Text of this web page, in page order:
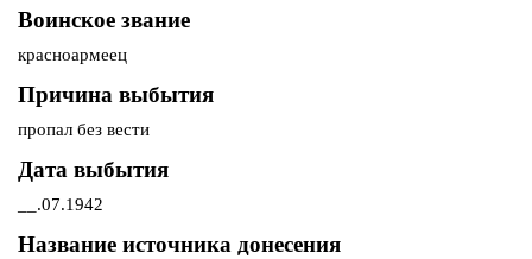
Воинское звание
красноармеец
Причина выбытия
пропал без вести
Дата выбытия
__.07.1942
Название источника донесения